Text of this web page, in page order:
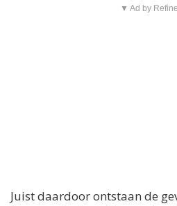
▼ Ad by
Juist daardoor ontstaan de